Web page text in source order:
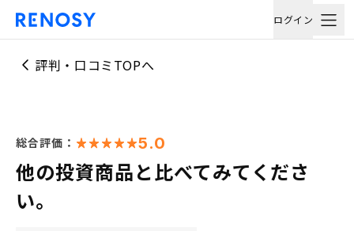
ログイン
評判・口コミTOPへ
総合評価： 5.0
他の投資商品と比べてみてくださ
い。